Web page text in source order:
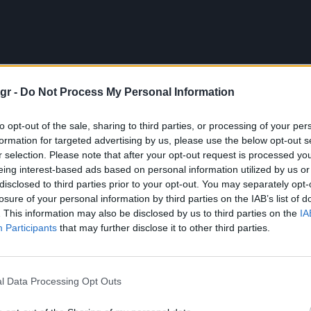
- Do Not Process My Personal Information
opt-out of the sale, sharing to third parties, or processing of your
for targeted advertising by us, please use the below opt-out
selection. Please note that after your opt-out request is processed
interest-based ads based on personal information utilized by us
to third parties prior to your opt-out. You may separately
of your personal information by third parties on the IAB’s list of
This information may also be disclosed by us to third parties on the
Participants that may further disclose it to other third parties.
Data Processing Opt Outs
συνθήκη που ζούμε, όταν επερωτάται η ίδια η πορεία του
κανένας τον τίτλο του αναντικατάστατου, ειδικά αν έχουμε
πολιτικής διαδρομής του κόμματος, λέγοντας: «Έχει υπάρξει
ότι ο ΣΥΡΙΖΑ είναι τοξικός. Περιμένω από όποιον θέλει να είναι
, σημείωσε: «Το κόμμα διαθέτει όχι απλώς μια παράδοση, αλλά το
ο ΣΥΡΙΖΑ έχει πρωταγωνιστήσει στη μάχη με τη Ν.Δ. για την
τις καθυστερήσεις στην απορρόφηση των πόρων του ΕΣΠΑ